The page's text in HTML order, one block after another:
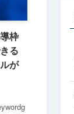
枠
る
が